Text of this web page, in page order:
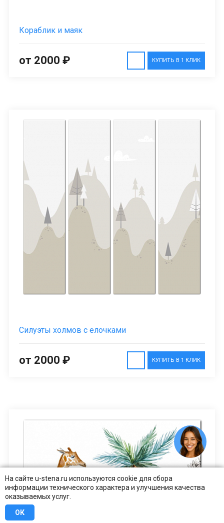
На сайте u-stena.ru используются cookie для сбора
информации технического характера и улучшения качества
оказываемых услуг.
ОК
Кораблик и маяк
КУПИТЬ В 1 КЛИК
от 2000 ₽
Силуэты холмов с елочками
КУПИТЬ В 1 КЛИК
от 2000 ₽